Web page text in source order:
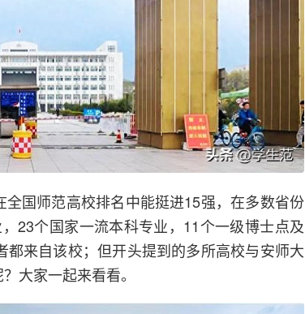
国师范高校排名中能挺进15强，在多数省份
23个国家一流本科专业，11个一级博士点及
来自该校；但开头提到的多所高校与安师大
大家一起来看看。